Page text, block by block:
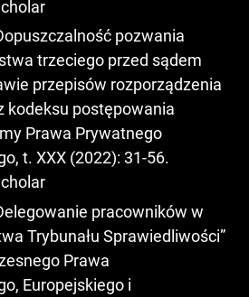
pozwania
trzeciego przed sądem
przepisów rozporządzenia
kodeksu postępowania
Prawa Prywatnego
t. XXX (2022): 31-56.
pracowników w
Trybunału Sprawiedliwości”
Prawa
Europejskiego i